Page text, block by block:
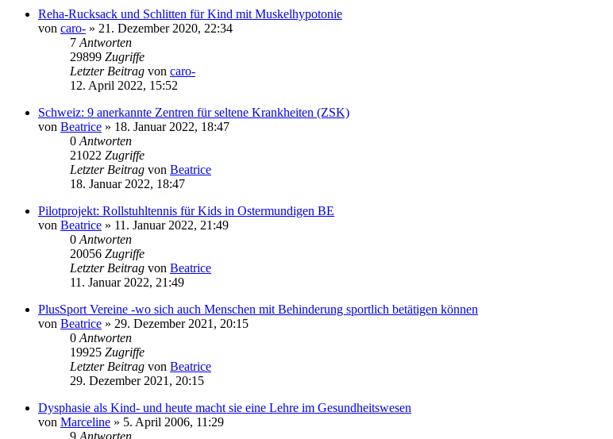
Reha-Rucksack und Schlitten für Kind mit Muskelhypotonie
von caro- » 21. Dezember 2020, 22:34
7 Antworten
29899 Zugriffe
Letzter Beitrag von caro-
12. April 2022, 15:52
Schweiz: 9 anerkannte Zentren für seltene Krankheiten (ZSK)
von Beatrice » 18. Januar 2022, 18:47
0 Antworten
21022 Zugriffe
Letzter Beitrag von Beatrice
18. Januar 2022, 18:47
Pilotprojekt: Rollstuhltennis für Kids in Ostermundigen BE
von Beatrice » 11. Januar 2022, 21:49
0 Antworten
20056 Zugriffe
Letzter Beitrag von Beatrice
11. Januar 2022, 21:49
PlusSport Vereine -wo sich auch Menschen mit Behinderung sportlich betätigen können
von Beatrice » 29. Dezember 2021, 20:15
0 Antworten
19925 Zugriffe
Letzter Beitrag von Beatrice
29. Dezember 2021, 20:15
Dysphasie als Kind- und heute macht sie eine Lehre im Gesundheitswesen
von Marceline » 5. April 2006, 11:29
9 Antworten